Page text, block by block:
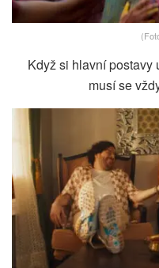
Když si hlavní postavy
musí se